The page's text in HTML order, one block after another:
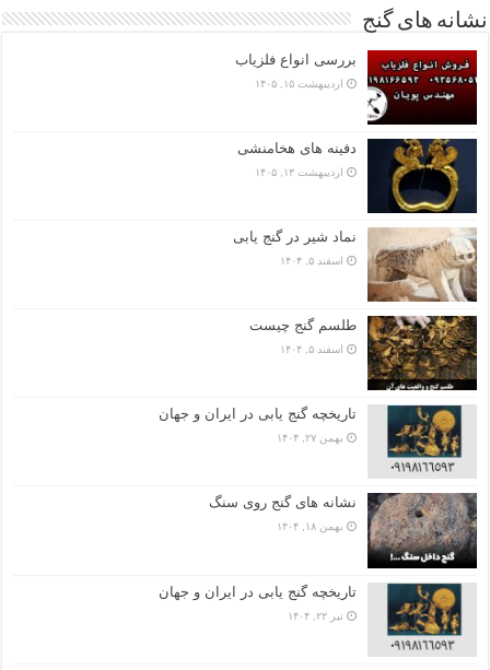
نشانه های گنج
بررسی انواع فلزیاب
اردیبهشت ۱۵, ۱۴۰۵
دفینه های هخامنشی
اردیبهشت ۱۳, ۱۴۰۵
نماد شیر در گنج یابی
اسفند ۵, ۱۴۰۴
طلسم گنج چیست
اسفند ۵, ۱۴۰۴
تاریخچه گنج‌ یابی در ایران و جهان
بهمن ۲۷, ۱۴۰۴
نشانه های گنج روی سنگ
بهمن ۱۸, ۱۴۰۴
تاریخچه گنج‌ یابی در ایران و جهان
تیر ۲۲, ۱۴۰۴